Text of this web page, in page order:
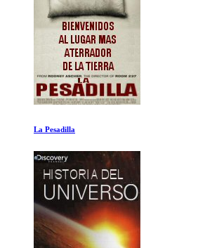
La Batalla de los Dioses: El Minotauro